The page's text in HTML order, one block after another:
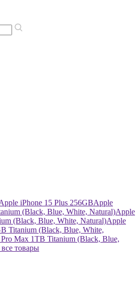
iPhone 15 Plus 256GBApple
(Black, Blue, White, Natural)Apple
(Black, Blue, White, Natural)Apple
Titanium (Black, Blue, White,
Max 1TB Titanium (Black, Blue,
товары